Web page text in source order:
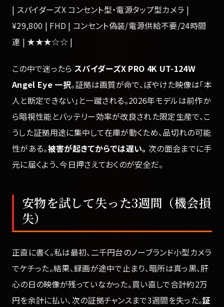
| スパイダーズX コンセント型・電源タップ型カメラ |
¥29,800 | FHD | コンセント偽装/電源供給不要/24時間
連 | ★★★☆☆ |
この中で迷ったら スパイダーズX PRO 4K UT-124W
Angel Eye 一択。証拠は画質が命で、ぼやけた映像は「本
人と断定できない」と一蹴される。2026年モデルは前作か
ら暗視性能とバッテリー効率が改良された限定生産で、こ
うした証拠用途に集中して在庫が動くため、品切れの可能
性がある。被害が起きてからでは遅い。 次の面会までに手
元に届くよう、今日押さえておくのが安全だ。
安物を試して失った3週間（機会損
失）
正直に書く。私は最初、二千円台のノーブランド小型カメラ
でケチった。結果、録画が途中で止まり、暗所は真っ黒、肝
心の日の映像が残っていなかった。買い直しで合計約2万
円を余計に払い、次の証拠チャンスまで3週間を失った。証